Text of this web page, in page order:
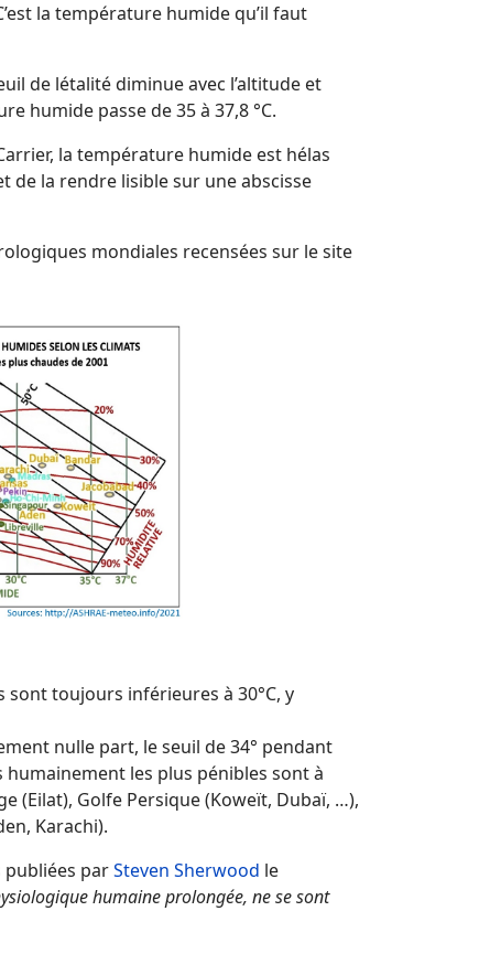
la température humide qu’il faut
de létalité diminue avec l’altitude et
humide passe de 35 à 37,8 °C.
la température humide est hélas
de la rendre lisible sur une abscisse
mondiales recensées sur le site
toujours inférieures à 30°C, y
nulle part, le seuil de 34° pendant
les plus pénibles sont à
(Eilat), Golfe Persique (Koweït, Dubaï, …),
Karachi).
publiées parSteven Sherwood le
humaine prolongée, ne se sont